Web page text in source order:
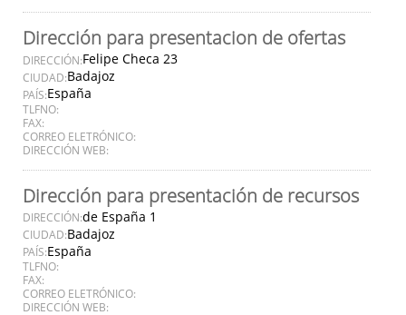
Dirección para presentacion de ofertas
DIRECCIÓN:Felipe Checa 23
CIUDAD:Badajoz
PAÍS:España
TLFNO:
FAX:
CORREO ELETRÓNICO:
DIRECCIÓN WEB:
Dirección para presentación de recursos
DIRECCIÓN:de España 1
CIUDAD:Badajoz
PAÍS:España
TLFNO:
FAX:
CORREO ELETRÓNICO:
DIRECCIÓN WEB: